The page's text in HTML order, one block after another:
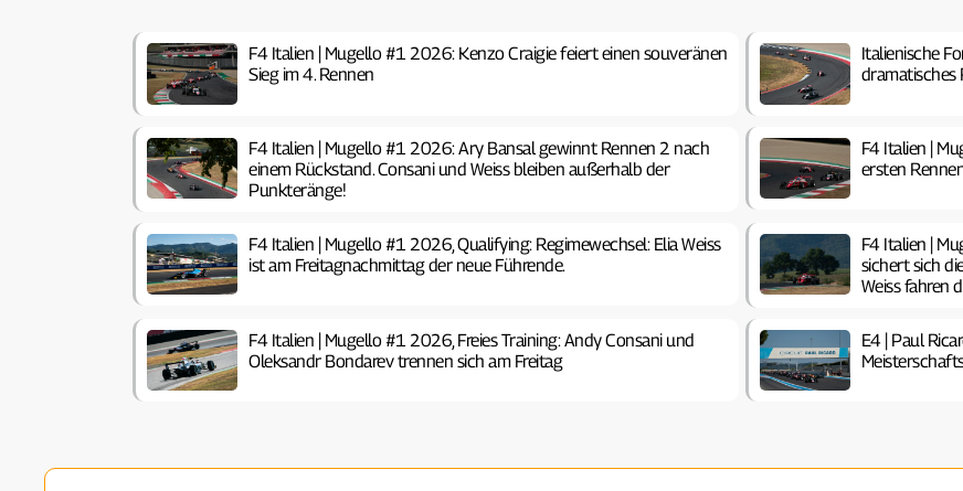
F4 Italien | Mugello #1 2026: Kenzo Craigie feiert einen souveränen
Sieg im 4. Rennen
Italienische
dramatisches
F4 Italien | Mugello #1 2026: Ary Bansal gewinnt Rennen 2 nach
einem Rückstand. Consani und Weiss bleiben außerhalb der
Punkteränge!
F4 Italien |
ersten
F4 Italien | Mugello #1 2026, Qualifying: Regimewechsel: Elia Weiss
ist am Freitagnachmittag der neue Führende.
F4 Italien |
sichert sich
Weiss fahren
F4 Italien | Mugello #1 2026, Freies Training: Andy Consani und
Oleksandr Bondarev trennen sich am Freitag
E4 | Paul